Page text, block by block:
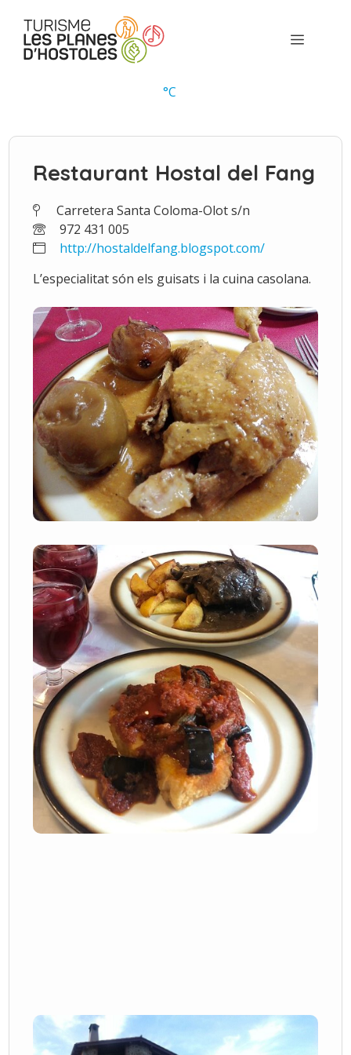
contingut
Menú
°C
Restaurant Hostal del Fang
Carretera Santa Coloma-Olot s/n
972 431 005
http://hostaldelfang.blogspot.com/
L’especialitat són els guisats i la cuina casolana.